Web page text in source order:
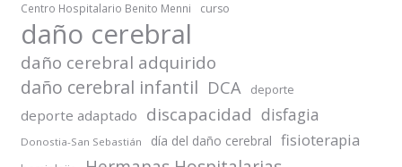
Centro Hospitalario Benito Menni curso
daño cerebral
daño cerebral adquirido
daño cerebral infantil DCA deporte
deporte adaptado discapacidad disfagia
Donostia-San Sebastián día del daño cerebral fisioterapia